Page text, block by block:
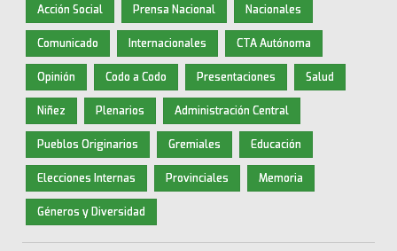
Acción Social Prensa Nacional Nacionales
Comunicado Internacionales CTA Autónoma
Opinión Codo a Codo Presentaciones Salud
Niñez Plenarios Administración Central
Pueblos Originarios Gremiales Educación
Elecciones Internas Provinciales Memoria
Géneros y Diversidad